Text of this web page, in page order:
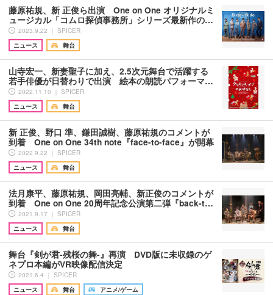
藤原祐規、新 正俊ら出演 One on One オリジナルミ
ュージカル「コムロ探偵事務所」シリーズ最新作の…
2023.9.22 ｜ SPICER
ニュース
舞台
山寺宏一、新妻聖子に加え、2.5次元舞台で活躍する
若手俳優が日替わりで出演 絵本の朗読パフォーマ…
2022.11.10 ｜ SPICER
ニュース
舞台
新 正俊、野口 準、鎌田誠樹、藤原祐規のコメントが
到着 One on One 34th note『face-to-face』が開幕
2022.9.22 ｜ SPICER
ニュース
舞台
法⽉康平、藤原祐規、岡⽥亮輔、新正俊のコメントが
到着 One on One 20周年記念公演第⼆弾『back-t…
2021.9.17 ｜ SPICER
ニュース
舞台
舞台『剣が君-残桜の舞-』再演 DVD版に未収録のゲ
ネプロ本編がVR映像配信決定
2021.6.4 ｜ SPICER
ニュース
舞台 アニメ/ゲーム